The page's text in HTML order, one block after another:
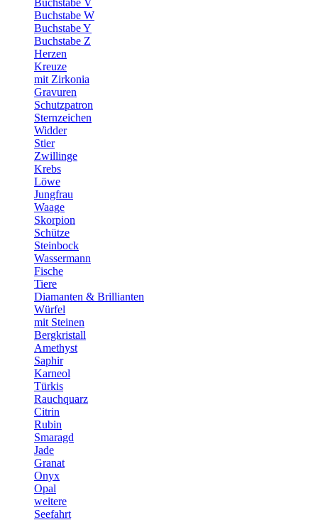
Buchstabe V
Buchstabe W
Buchstabe Y
Buchstabe Z
Herzen
Kreuze
mit Zirkonia
Gravuren
Schutzpatron
Sternzeichen
Widder
Stier
Zwillinge
Krebs
Löwe
Jungfrau
Waage
Skorpion
Schütze
Steinbock
Wassermann
Fische
Tiere
Diamanten & Brillianten
Würfel
mit Steinen
Bergkristall
Amethyst
Saphir
Karneol
Türkis
Rauchquarz
Citrin
Rubin
Smaragd
Jade
Granat
Onyx
Opal
weitere
Seefahrt